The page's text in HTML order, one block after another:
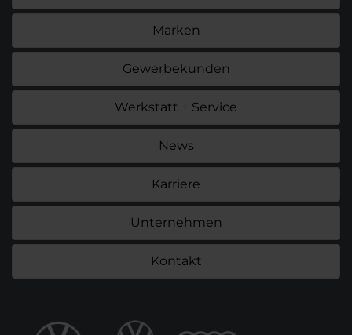
Marken
Gewerbekunden
Werkstatt + Service
News
Karriere
Unternehmen
Kontakt